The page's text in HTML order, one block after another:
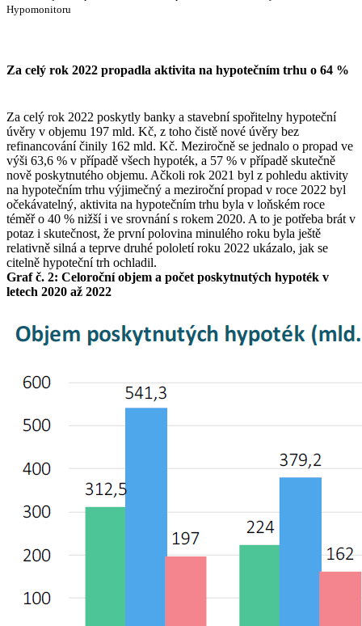
Hypomonitoru
Za celý rok 2022 propadla aktivita na hypotečním trhu o 64 %
Za celý rok 2022 poskytly banky a stavební spořitelny hypoteční
úvěry v objemu 197 mld. Kč, z toho čistě nové úvěry bez
refinancování činily 162 mld. Kč. Meziročně se jednalo o propad ve
výši 63,6 % v případě všech hypoték, a 57 % v případě skutečně
nově poskytnutého objemu. Ačkoli rok 2021 byl z pohledu aktivity
na hypotečním trhu výjimečný a meziroční propad v roce 2022 byl
očekávatelný, aktivita na hypotečním trhu byla v loňském roce
téměř o 40 % nižší i ve srovnání s rokem 2020. A to je potřeba brát v
potaz i skutečnost, že první polovina minulého roku byla ještě
relativně silná a teprve druhé pololetí roku 2022 ukázalo, jak se
citelně hypoteční trh ochladil.
Graf č. 2: Celoroční objem a počet poskytnutých hypoték v
letech 2020 až 2022